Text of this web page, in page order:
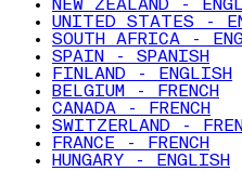
NEW ZEALAND -
UNITED STATES -
SOUTH AFRICA -
SPAIN - SPANISH
FINLAND - ENGLISH
BELGIUM - FRENCH
CANADA - FRENCH
SWITZERLAND -
FRANCE - FRENCH
HUNGARY - ENGLISH